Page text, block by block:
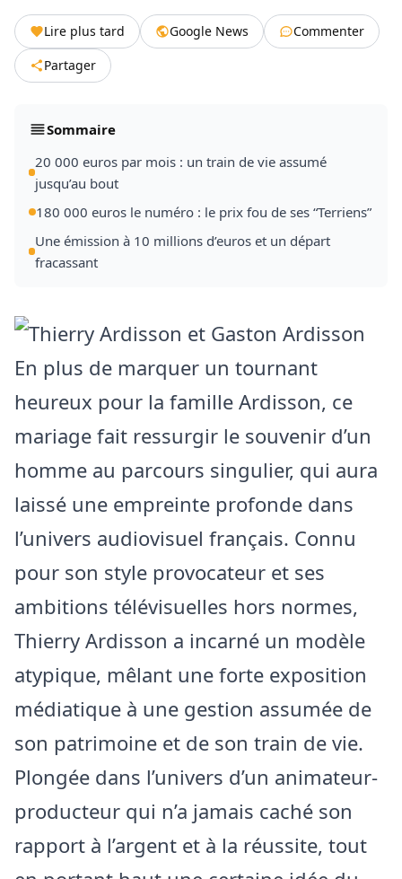
Lire plus tard Google News
Commenter
Partager
Sommaire
20 000 euros par mois : un train de vie assumé
jusqu’au bout
180 000 euros le numéro : le prix fou de ses “Terriens”
Une émission à 10 millions d’euros et un départ
fracassant
En plus de marquer un tournant
heureux pour la famille Ardisson, ce
mariage fait ressurgir le souvenir d’un
homme au parcours singulier, qui aura
laissé une empreinte profonde dans
l’univers audiovisuel français. Connu
pour son style provocateur et ses
ambitions télévisuelles hors normes,
Thierry Ardisson a incarné un modèle
atypique, mêlant une forte exposition
médiatique à une gestion assumée de
son patrimoine et de son train de vie.
Plongée dans l’univers d’un animateur-
producteur qui n’a jamais caché son
rapport à l’argent et à la réussite, tout